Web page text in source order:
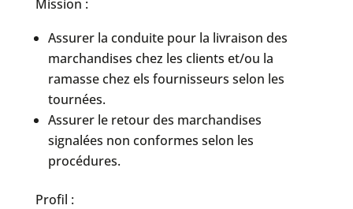
Mission :
Assurer la conduite pour la livraison des
marchandises chez les clients et/ou la
ramasse chez els fournisseurs selon les
tournées.
Assurer le retour des marchandises
signalées non conformes selon les
procédures.
Profil :